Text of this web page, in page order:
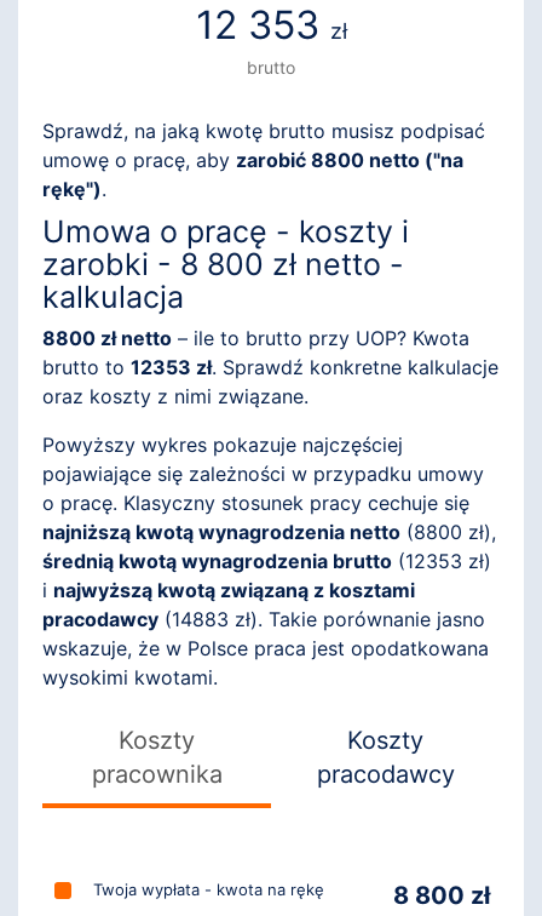
12 353 zł
brutto
Sprawdź, na jaką kwotę brutto musisz podpisać
umowę o pracę, aby zarobić 8800 netto ("na
rękę").
Umowa o pracę - koszty i
zarobki - 8 800 zł netto -
kalkulacja
8800 zł netto – ile to brutto przy UOP? Kwota
brutto to 12353 zł. Sprawdź konkretne kalkulacje
oraz koszty z nimi związane.
Powyższy wykres pokazuje najczęściej
pojawiające się zależności w przypadku umowy
o pracę. Klasyczny stosunek pracy cechuje się
najniższą kwotą wynagrodzenia netto (8800 zł),
średnią kwotą wynagrodzenia brutto (12353 zł)
i najwyższą kwotą związaną z kosztami
pracodawcy (14883 zł). Takie porównanie jasno
wskazuje, że w Polsce praca jest opodatkowana
wysokimi kwotami.
Koszty
pracownika
Koszty
pracodawcy
Twoja wypłata - kwota na rękę 8 800 zł